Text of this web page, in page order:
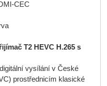
CEC
T2 HEVC H.265 s
vysílání v České
prostřednicím klasické